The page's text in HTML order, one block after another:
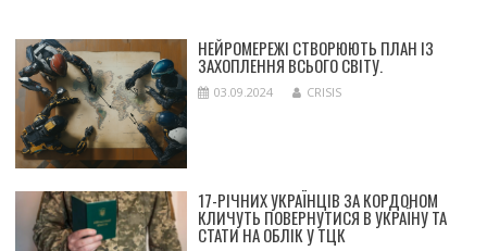
НЕЙРОМЕРЕЖІ СТВОРЮЮТЬ ПЛАН ІЗ
ЗАХОПЛЕННЯ ВСЬОГО СВІТУ.
03.09.2024 CRISIS
17-РІЧНИХ УКРАЇНЦІВ ЗА КОРДОНОМ
КЛИЧУТЬ ПОВЕРНУТИСЯ В УКРАЇНУ ТА
СТАТИ НА ОБЛІК У ТЦК